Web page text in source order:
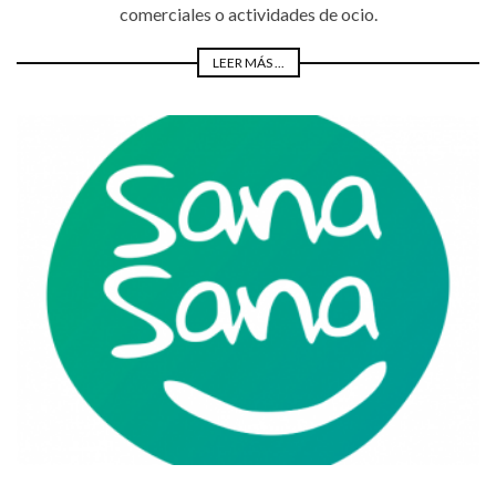
comerciales o actividades de ocio.
LEER MÁS ...